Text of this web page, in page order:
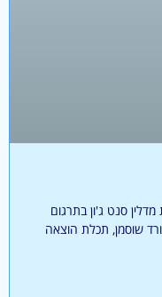
סנט ג'ון בתרגום
שוסמן, תכלת הוצאה